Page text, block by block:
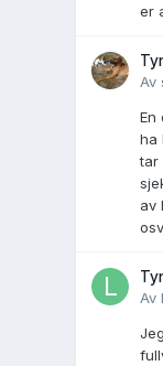
er
Av
En
ha
tar
av
Av